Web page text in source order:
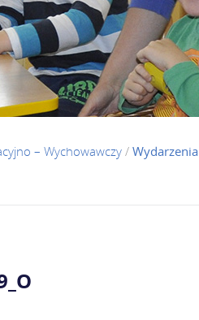
– Wychowawczy / Wydarzenia